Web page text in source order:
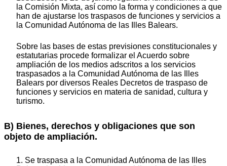
la Comisión Mixta, así como la forma y condiciones a que
han de ajustarse los traspasos de funciones y servicios a
la Comunidad Autónoma de las Illes Balears.
Sobre las bases de estas previsiones constitucionales y
estatutarias procede formalizar el Acuerdo sobre
ampliación de los medios adscritos a los servicios
traspasados a la Comunidad Autónoma de las Illes
Balears por diversos Reales Decretos de traspaso de
funciones y servicios en materia de sanidad, cultura y
turismo.
B) Bienes, derechos y obligaciones que son
objeto de ampliación.
1. Se traspasa a la Comunidad Autónoma de las Illes